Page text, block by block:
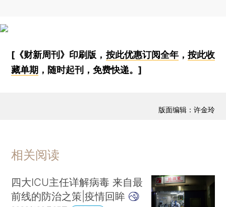
[《财新周刊》印刷版， 按此优惠订阅全年， 按此收
藏单期 ，随时起刊，免费快递。]
版面编辑：许金玲
相关阅读
四大ICU主任详解病毒 来自最
前线的防治之策|疫情回眸